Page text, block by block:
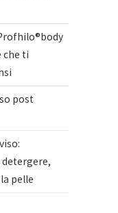
che ti
post
pelle